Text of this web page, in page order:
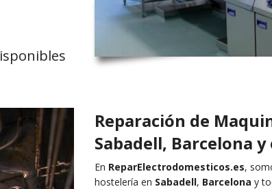
Reparación de
Sabadell, Barcelona y
En ReparElectrodomesticos.es,
hostelería en Sabadell, Barcelona y